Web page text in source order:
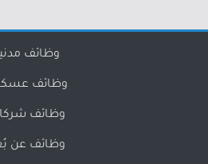
وظائف
وظائف
وظائف
وظائف عن